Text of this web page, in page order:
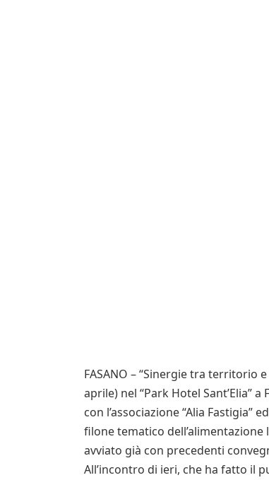
FASANO – “Sinergie tra territorio
aprile) nel “Park Hotel Sant’Elia”
con l’associazione “Alia Fastigia”
filone tematico dell’alimentazione
avviato già con precedenti
All’incontro di ieri, che ha fatto il